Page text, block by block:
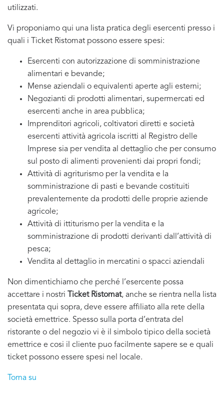
utilizzati.
Vi proponiamo qui una lista pratica degli esercenti presso i
quali i Ticket Ristomat possono essere spesi:
Esercenti con autorizzazione di somministrazione
alimentari e bevande;
Mense aziendali o equivalenti aperte agli esterni;
Negozianti di prodotti alimentari, supermercati ed
esercenti anche in area pubblica;
Imprenditori agricoli, coltivatori diretti e società
esercenti attività agricola iscritti al Registro delle
Imprese sia per vendita al dettaglio che per consumo
sul posto di alimenti provenienti dai propri fondi;
Attività di agriturismo per la vendita e la
somministrazione di pasti e bevande costituiti
prevalentemente da prodotti delle proprie aziende
agricole;
Attività di ittiturismo per la vendita e la
somministrazione di prodotti derivanti dall’attività di
pesca;
Vendita al dettaglio in mercatini o spacci aziendali
Non dimentichiamo che perché l’esercente possa
accettare i nostri
Ticket Ristomat, anche se rientra nella lista
presentata qui sopra, deve essere affiliato alla rete della
società emettrice. Spesso sulla porta d’entrata del
ristorante o del negozio vi è il simbolo tipico della società
emettrice e cosi il cliente puo facilmente sapere se e quali
ticket possono essere spesi nel locale.
Torna su